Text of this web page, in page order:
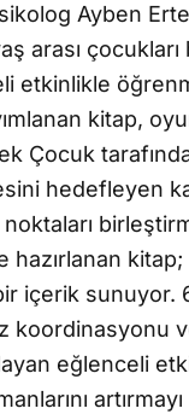
Ayben
arası
etkinlikle
kitap,
Çocuk
hedefleyen
hazırlanan
içerik sunuyor.
koordinasyonu
eğlenceli